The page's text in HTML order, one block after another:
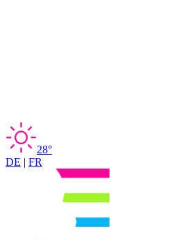
28°
DE | FR